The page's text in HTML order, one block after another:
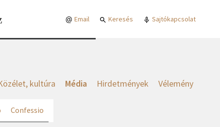
Email Keresés Sajtókapcsolat
kultúra Média Hirdetmények Vélemény
Confessio